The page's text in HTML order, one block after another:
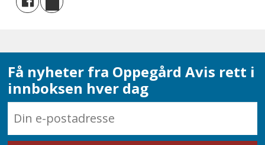
Få nyheter fra Oppegård Avis rett i
innboksen hver dag